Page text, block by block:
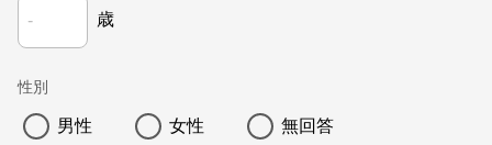
歳
性別
男性 女性 無回答